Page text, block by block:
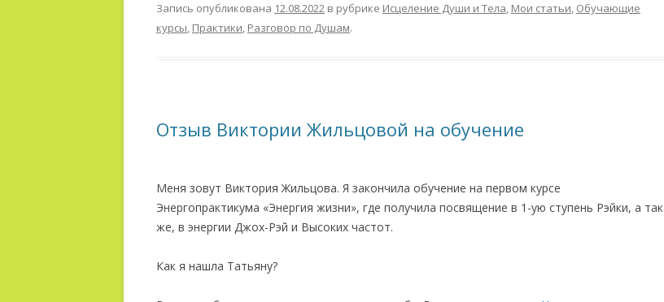
Запись опубликована 12.08.2022 в рубрике Исцеление Души и Тела, Мои статьи, Обучающие
курсы, Практики, Разговор по Душам.
Отзыв Виктории Жильцовой на обучение
Меня зовут Виктория Жильцова. Я закончила обучение на первом курсе
Энергопрактикума «Энергия жизни», где получила посвящение в 1-ую ступень Рэйки, а так
же, в энергии Джох-Рэй и Высоких частот.
Как я нашла Татьяну?